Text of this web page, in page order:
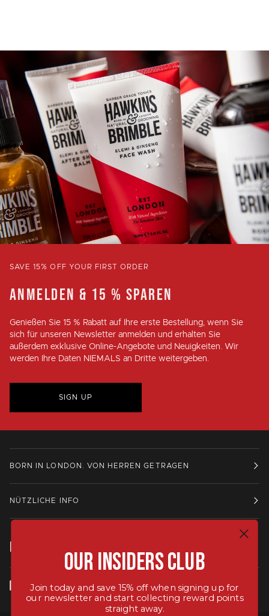
SAVE 15% OFF YOUR FIRST ORDER
ANMELDEN & 15 % SPAREN
Genießen Sie 15 % Rabatt auf Ihre erste Bestellung, wenn Sie
sich für unseren Newsletter anmelden und erhalten Sie
außerdem exklusive Online-Angebote und Neuigkeiten. Wir
werden Ihre Daten NIEMALS an Dritte weitergeben.
SIGN UP
BORN IN LONDON. VON HERREN GETRAGEN
NÜTZLICHE INFO
IN KONTAKT BLEIBEN.
Our Insiders Club
Join today and save 15% off when signing up for
our newsletter and start collecting reward points
straight away.